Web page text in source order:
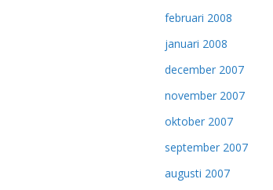
februari 2008
januari 2008
december 2007
november 2007
oktober 2007
september 2007
augusti 2007